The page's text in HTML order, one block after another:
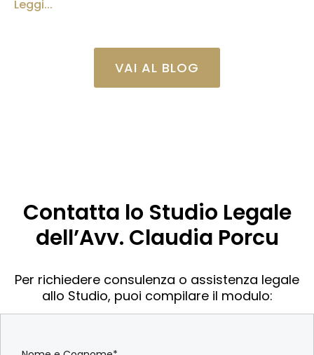
Leggi...
VAI AL BLOG
Contatta lo Studio Legale
dell’Avv. Claudia Porcu
Per richiedere consulenza o assistenza legale
allo Studio, puoi compilare il modulo: